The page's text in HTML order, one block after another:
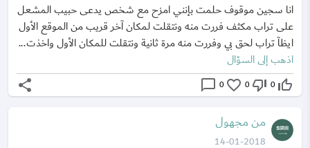
انا سجين موقوف حلمت بإنني امزح مع شخص يدعى حبيب المشعل
على تراب مكثف فررت منه ونتقلت لمكان آخر قريب من الموقع الأول
ايظآ تراب لحق بي وفررت منه مرة ثانية ونتقلت للمكان الأول واخذت...
اذهب إلى السؤال
thumb_up_off_alt
0
thumb_down_off_alt
0
favorite_border
0
chat_bubble_outline
share
من مجهول
14-01-2018